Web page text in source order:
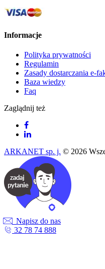
Informacje
Polityka prywatności
Regulamin
Zasady dostarczania e-
Baza wiedzy
Faq
Zaglądnij też
ARKANET sp. j. © 2026
Napisz do nas
32 78 74 888